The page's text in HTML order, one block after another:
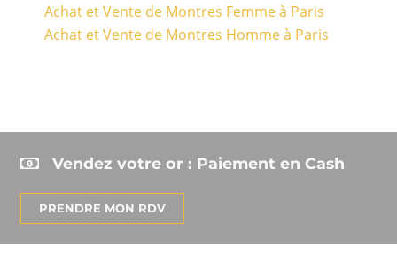
Achat et Vente de Montres Femme à Paris
Achat et Vente de Montres Homme à Paris
Vendez votre or : Paiement en Cash
PRENDRE MON RDV